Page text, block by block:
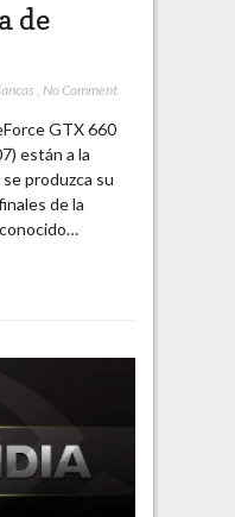
de
No Comment
GTX 660
están a la
produzca su
de la